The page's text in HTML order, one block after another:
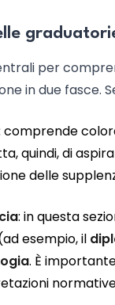
per
in due fasce.
comprende
quindi, di
delle
: in questa
esempio, il
. È